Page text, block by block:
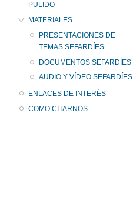
PULIDO
MATERIALES
PRESENTACIONES DE
TEMAS SEFARDÍES
DOCUMENTOS SEFARDÍES
AUDIO Y VÍDEO SEFARDÍES
ENLACES DE INTERÉS
COMO CITARNOS